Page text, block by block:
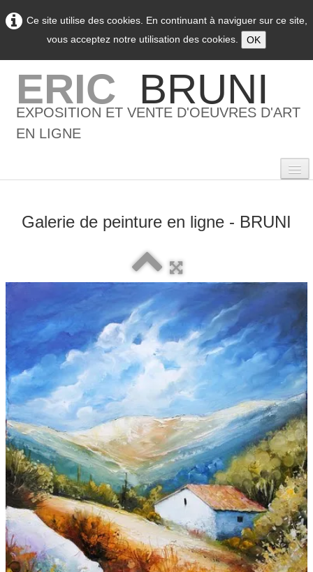
Ce site utilise des cookies. En continuant à naviguer sur ce site,
vous acceptez notre utilisation des cookies.
OK
ERIC BRUNI
EXPOSITION ET VENTE D'OEUVRES D'ART
EN LIGNE
0
L'artiste
Galeries ▼
Vente▼
Boutique
Contact
Newsletter
BLOG
Français
Galerie de peinture en ligne - BRUNI